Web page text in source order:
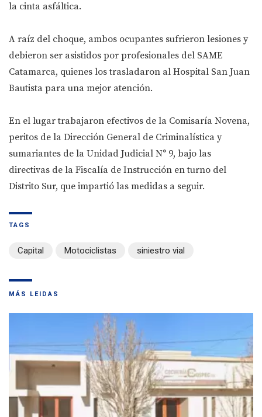
la cinta asfáltica.
A raíz del choque, ambos ocupantes sufrieron lesiones y
debieron ser asistidos por profesionales del SAME
Catamarca, quienes los trasladaron al Hospital San Juan
Bautista para una mejor atención.
En el lugar trabajaron efectivos de la Comisaría Novena,
peritos de la Dirección General de Criminalística y
sumariantes de la Unidad Judicial N° 9, bajo las
directivas de la Fiscalía de Instrucción en turno del
Distrito Sur, que impartió las medidas a seguir.
TAGS
Capital Motociclistas siniestro vial
MÁS LEIDAS